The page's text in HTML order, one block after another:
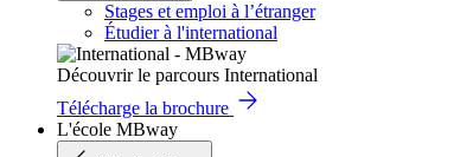
Stages et emploi à l’étranger
Étudier à l'international
Découvrir le parcours International
Télécharge la brochure
L'école MBway